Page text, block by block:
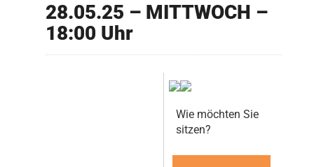
28.05.25 – MITTWOCH –
18:00 Uhr
Wie möchten Sie
sitzen?